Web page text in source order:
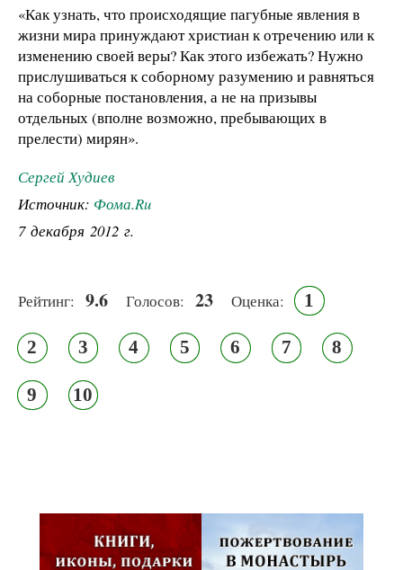
«Как узнать, что происходящие пагубные явления в
жизни мира принуждают христиан к отречению или к
изменению своей веры? Как этого избежать? Нужно
прислушиваться к соборному разумению и равняться
на соборные постановления, а не на призывы
отдельных (вполне возможно, пребывающих в
прелести) мирян».
Сергей Худиев
Источник: Фома.Ru
7 декабря 2012 г.
Рейтинг: 9.6 Голосов: 23 Оценка: 1
2 3 4 5 6 7 8
9 10